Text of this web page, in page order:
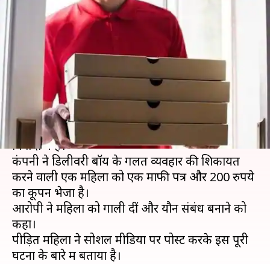
डिलीवरी बॉय ने किया महिला का
यौन उत्पीड़न, 'स्विगी' ने माफी में भेजे
200 रुपये
मुकुल तोमर Apr 01, 2019
क्या है खबर?
खाना डिलीवर करने वाली 'स्विगी' ऐप एक बार फिर से
विवादों में है।
कंपनी ने डिलीवरी बॉय के गलत व्यवहार की शिकायत
करने वाली एक महिला को एक माफी पत्र और 200 रुपये
का कूपन भेजा है।
आरोपी ने महिला को गाली दीं और यौन संबंध बनाने को
कहा।
पीड़ित महिला ने सोशल मीडिया पर पोस्ट करके इस पूरी
घटना के बारे में बताया है।